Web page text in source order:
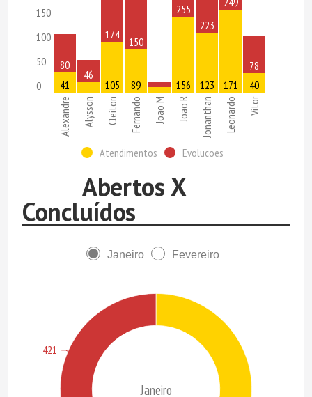
150
100
50
0
Alexandre Alysson Cleiton Fernando Joao M Joao R Jonanthan Leonardo Vitor
41
80
46
105
174
89
150
156
255
123
223
171 40
78
Atendimentos Evolucoes
Abertos X
Concluídos
Janeiro Fevereiro
Janeiro
421